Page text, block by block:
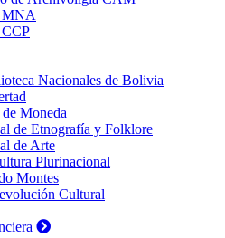
MNA
Nacionales de Bolivia
Moneda
de Etnografía y Folklore
de Arte
Plurinacional
Montes
Cultural